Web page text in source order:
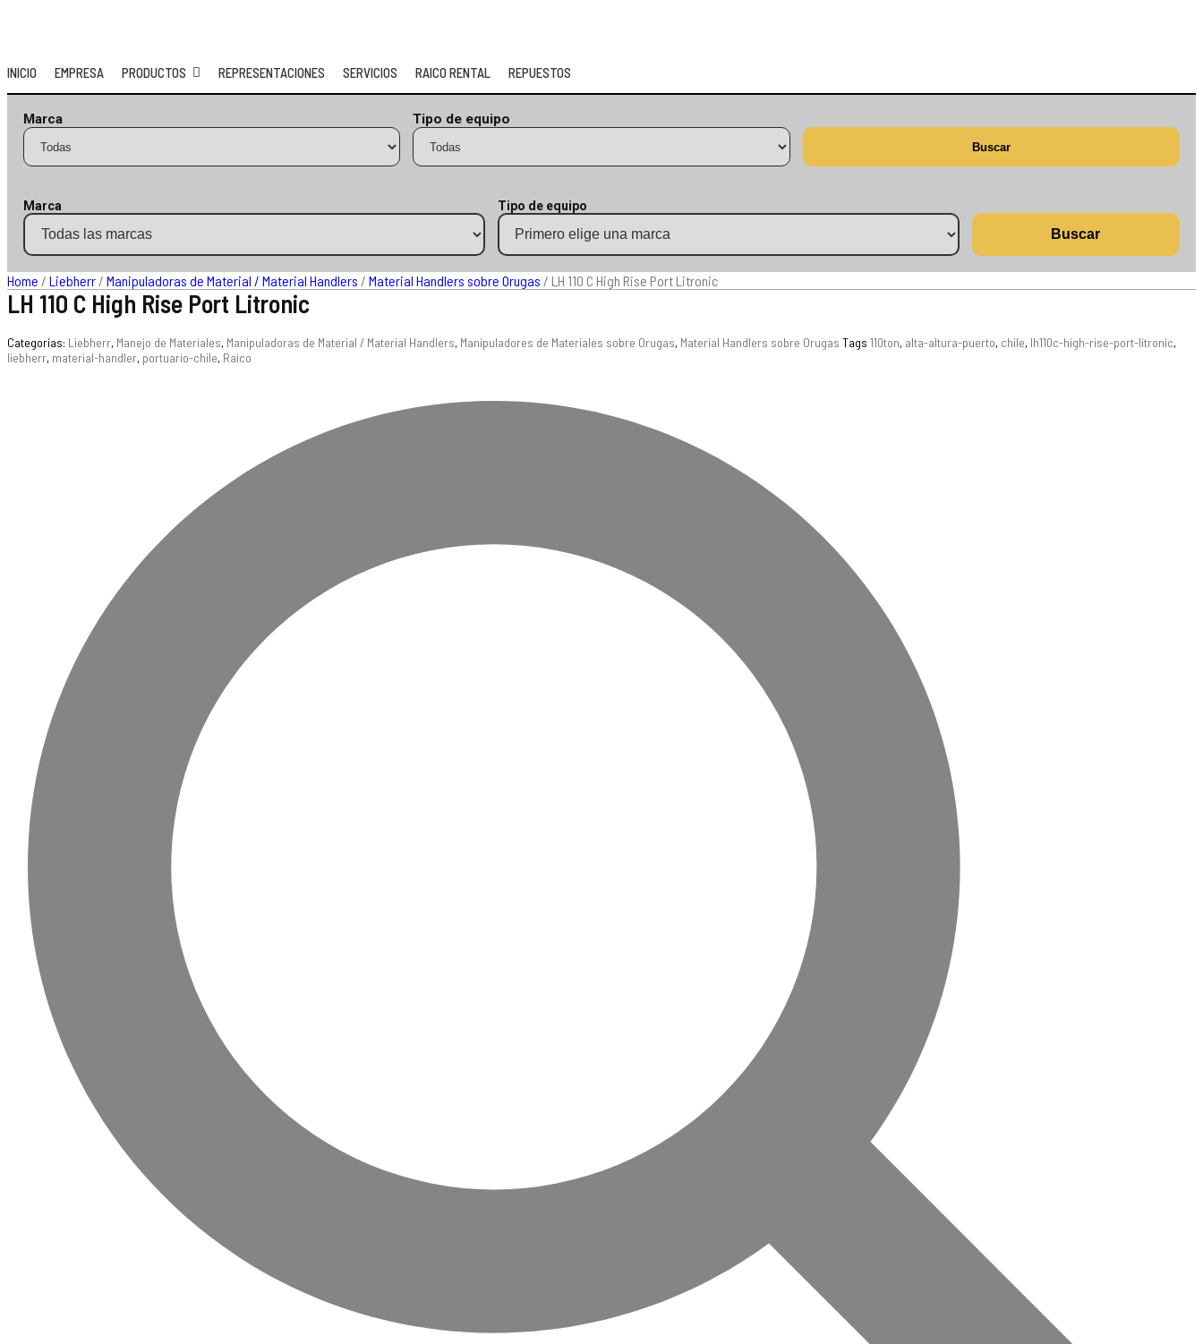
INICIO EMPRESA PRODUCTOS REPRESENTACIONES SERVICIOS RAICO RENTAL REPUESTOS
Marca Tipo de equipo
Buscar
Marca Tipo de equipo
Buscar
Home / Liebherr / Manipuladoras de Material / Material Handlers / Material Handlers sobre Orugas / LH 110 C High Rise Port Litronic
LH 110 C High Rise Port Litronic
Categorías: Liebherr, Manejo de Materiales, Manipuladoras de Material / Material Handlers, Manipuladores de Materiales sobre Orugas, Material Handlers sobre Orugas Tags 110ton, alta-altura-puerto, chile, lh110c-high-rise-port-litronic,
liebherr, material-handler, portuario-chile, Raico